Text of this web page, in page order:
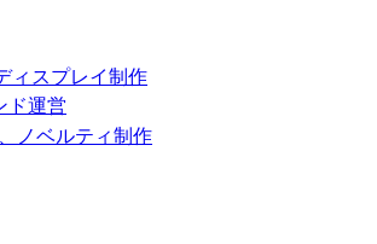
ィスプレイ制作
ド運営
ノベルティ制作